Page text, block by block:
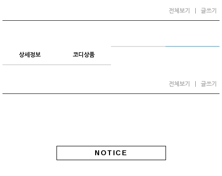
전체보기 글쓰기
상세정보 코디상품
전체보기 글쓰기
NOTICE